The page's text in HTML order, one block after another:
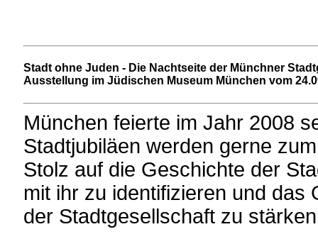
Stadt ohne Juden - Die Nachtseite der Münchner
Ausstellung im Jüdischen Museum München vom
München feierte im Jahr 2008
Stadtjubiläen werden gerne
Stolz auf die Geschichte der
mit ihr zu identifizieren und das
der Stadtgesellschaft zu